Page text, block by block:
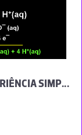
ELECTRÓLISE DA ÁGUA - UMA EXPERIÊNCIA SIMPLES